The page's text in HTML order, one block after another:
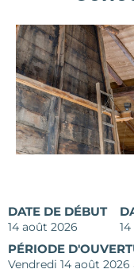
DATE DE DÉBUT
14 août 2026
PÉRIODE
Vendredi 14 août 2026